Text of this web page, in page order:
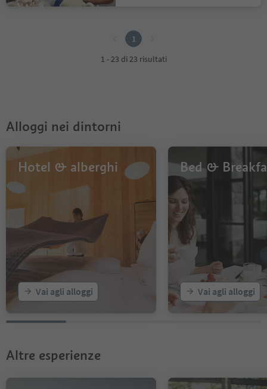
1
1 - 23 di 23 risultati
Alloggi nei dintorni
Hotel & alberghi
Vai agli alloggi
Bed &
Vai agli alloggi
Altre esperienze